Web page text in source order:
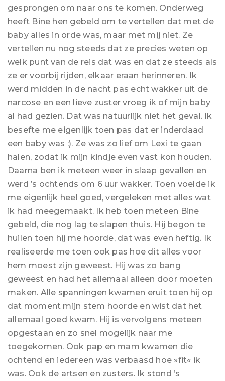
gesprongen om naar ons te komen. Onderweg
heeft Bine hen gebeld om te vertellen dat met de
baby alles in orde was, maar met mij niet. Ze
vertellen nu nog steeds dat ze precies weten op
welk punt van de reis dat was en dat ze steeds als
ze er voorbij rijden, elkaar eraan herinneren. Ik
werd midden in de nacht pas echt wakker uit de
narcose en een lieve zuster vroeg ik of mijn baby
al had gezien. Dat was natuurlijk niet het geval. Ik
besefte me eigenlijk toen pas dat er inderdaad
een baby was :). Ze was zo lief om Lexi te gaan
halen, zodat ik mijn kindje even vast kon houden.
Daarna ben ik meteen weer in slaap gevallen en
werd ’s ochtends om 6 uur wakker. Toen voelde ik
me eigenlijk heel goed, vergeleken met alles wat
ik had meegemaakt. Ik heb toen meteen Bine
gebeld, die nog lag te slapen thuis. Hij begon te
huilen toen hij me hoorde, dat was even heftig. Ik
realiseerde me toen ook pas hoe dit alles voor
hem moest zijn geweest. Hij was zo bang
geweest en had het allemaal alleen door moeten
maken. Alle spanningen kwamen eruit toen hij op
dat moment mijn stem hoorde en wist dat het
allemaal goed kwam. Hij is vervolgens meteen
opgestaan en zo snel mogelijk naar me
toegekomen. Ook pap en mam kwamen die
ochtend en iedereen was verbaasd hoe »fit« ik
was. Ook de artsen en zusters. Ik stond ’s